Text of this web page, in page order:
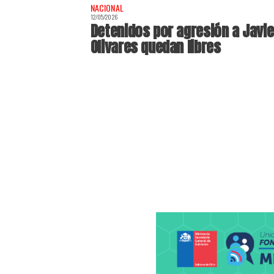
NACIONAL
12/05/2026
Detenidos por agresión a
Olivares quedan libres